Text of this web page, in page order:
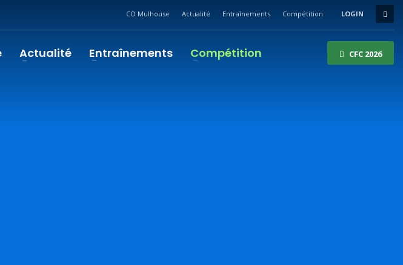
CO Mulhouse Actualité Entraînements Compétition LOGIN
Actualité Entraînements Compétition CFC 2026